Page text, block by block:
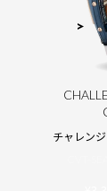
チャレン